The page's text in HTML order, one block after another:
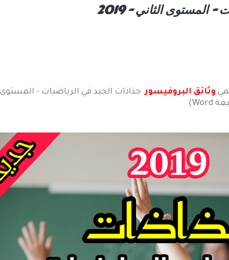
المستوى الثاني - 2019
وثائق البروفيسور جذاذات الجيد في الرياضيات - المستوى